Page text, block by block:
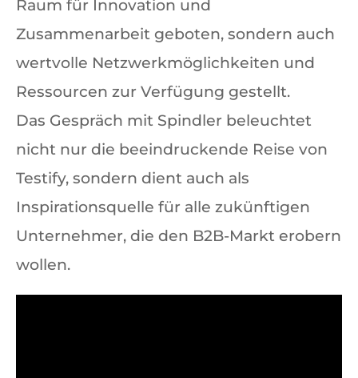
Raum für Innovation und
Zusammenarbeit geboten, sondern auch
wertvolle Netzwerkmöglichkeiten und
Ressourcen zur Verfügung gestellt.
Das Gespräch mit Spindler beleuchtet
nicht nur die beeindruckende Reise von
Testify, sondern dient auch als
Inspirationsquelle für alle zukünftigen
Unternehmer, die den B2B-Markt erobern
wollen.